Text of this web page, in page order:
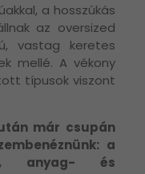
a hosszúkás
az oversized
vastag keretes
mellé. A vékony
típusok viszont
már csupán
a
anyag- és